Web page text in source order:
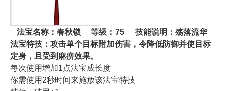
法宝名称： 春秋锁 等级：75
技能说明：殇落流华
法宝特技：攻击单个目标附加伤害，令降低防御并使目标
定身，且受到麻痹效果。
每次使用增加1点法宝成长度
你需使用2秒时间来施放该法宝特技